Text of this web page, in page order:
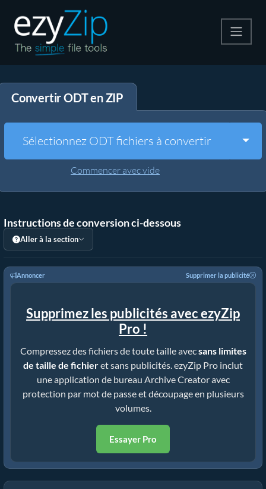
Décompresser
Autres outils
Convertir ODT en ZIP
Sélectionnez ODT fichiers à convertir
Commencer avec vide
Instructions de conversion ci-dessous
Aller à la section
Annoncer Supprimer la publicité
Supprimez les publicités avec ezyZip
Pro !
Compressez des fichiers de toute taille avecsans limites
de taille de fichieret sans publicités. ezyZip Pro inclut
une application de bureau Archive Creator avec
protection par mot de passe et découpage en plusieurs
volumes.
Essayer Pro